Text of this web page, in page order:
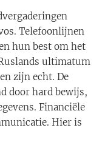
Telefoonlijnen
hun best om het
ultimatum
zijn echt. De
door hard bewijs,
Financiële
Hier is